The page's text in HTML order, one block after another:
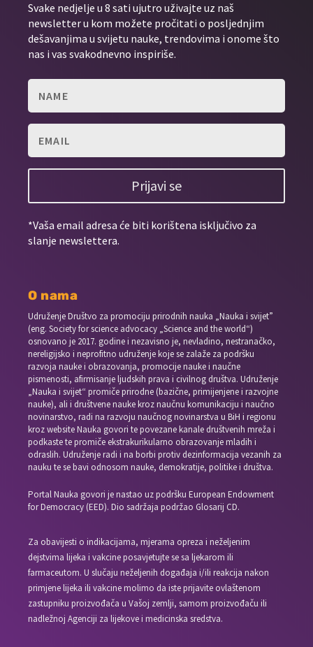
Svake nedjelje u 8 sati ujutro uživajte uz naš
newsletter u kom možete pročitati o posljednjim
dešavanjima u svijetu nauke, trendovima i onome što
nas i vas svakodnevno inspiriše.
Prijavi se
*Vaša email adresa će biti korištena isključivo za
slanje newslettera.
O nama
Udruženje Društvo za promociju prirodnih nauka „Nauka i svijet”
(eng. Society for science advocacy „Science and the world“)
osnovano je 2017. godine i nezavisno je, nevladino, nestranačko,
nereligijsko i neprofitno udruženje koje se zalaže za podršku
razvoja nauke i obrazovanja, promocije nauke i naučne
pismenosti, afirmisanje ljudskih prava i civilnog društva. Udruženje
„Nauka i svijet“ promiče prirodne (bazične, primijenjene i razvojne
nauke), ali i društvene nauke kroz naučnu komunikaciju i naučno
novinarstvo, radi na razvoju naučnog novinarstva u BiH i regionu
kroz website Nauka govori te povezane kanale društvenih mreža i
podkaste te promiče ekstrakurikularno obrazovanje mladih i
odraslih. Udruženje radi i na borbi protiv dezinformacija vezanih za
nauku te se bavi odnosom nauke, demokratije, politike i društva.
Portal Nauka govori je nastao uz podršku European Endowment
for Democracy (EED). Dio sadržaja podržao Glosarij CD.
Za obavijesti o indikacijama, mjerama opreza i neželjenim
dejstvima lijeka i vakcine posavjetujte se sa ljekarom ili
farmaceutom. U slučaju neželjenih događaja i/ili reakcija nakon
primjene lijeka ili vakcine molimo da iste prijavite ovlaštenom
zastupniku proizvođača u Vašoj zemlji, samom proizvođaču ili
nadležnoj Agenciji za lijekove i medicinska sredstva.